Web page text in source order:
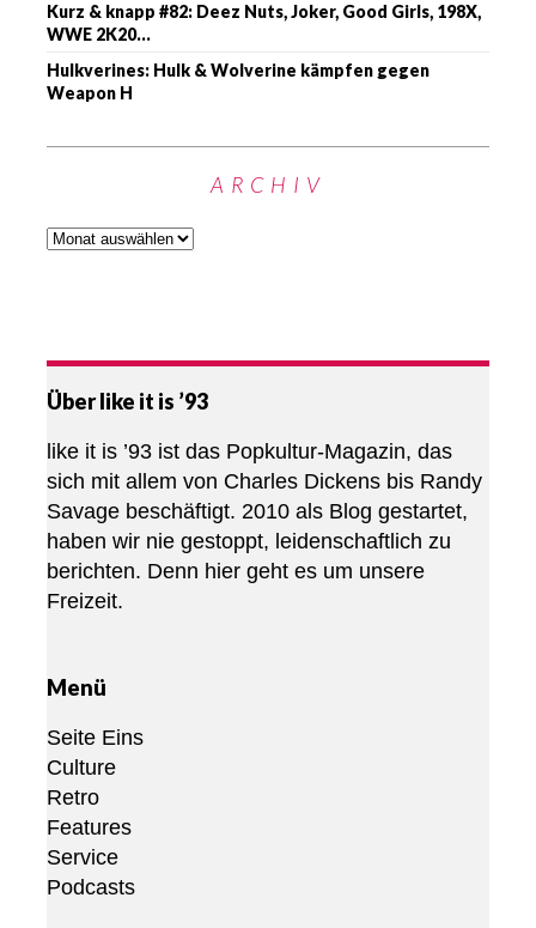
Kurz & knapp #82: Deez Nuts, Joker, Good Girls, 198X,
WWE 2K20…
Hulkverines: Hulk & Wolverine kämpfen gegen
Weapon H
ARCHIV
Über like it is ’93
like it is ’93 ist das Popkultur-Magazin, das
sich mit allem von Charles Dickens bis Randy
Savage beschäftigt. 2010 als Blog gestartet,
haben wir nie gestoppt, leidenschaftlich zu
berichten. Denn hier geht es um unsere
Freizeit.
Menü
Seite Eins
Culture
Retro
Features
Service
Podcasts